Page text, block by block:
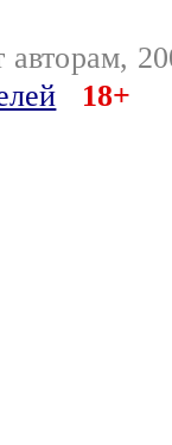
авторам,
18+